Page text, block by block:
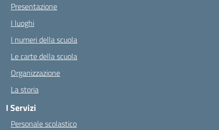
Presentazione
I luoghi
I numeri della scuola
Le carte della scuola
Organizzazione
La storia
I Servizi
Personale scolastico